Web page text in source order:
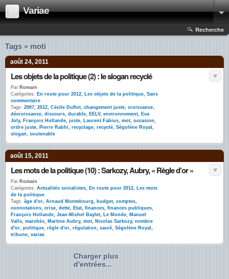
Variae
Recherche
Tags » moti
août 24, 2011
Les objets de la politique (2) : le slogan recyclé
Par Romain
Catégories: En route pour 2012, Les objets de la politique, Sans
commentaire
Tags: 2007, 2012, Cécile Duflot, changement juste, croissance,
décroissance, discours, durable, EELV, environnement, Eva
Joly, François Hollande, juste, Laurent Fabius, mot, occasion,
ordre juste, Pierre Rabhi, recyclage, recyclé, Ségolène Royal ,
slogan, soutenable
août 15, 2011
Les mots de la politique (10) : Sarkozy, Aubry, « Règle d’or »
Par Romain
Catégories: Actualités socialistes, En route pour 2012, Les mots
de la politique
Tags: âge d'or, Arnaud Montebourg, budget, comptes,
connotations, crise, dette, Etat, finances, finances publiques,
François Hollande, Jean-Michel Baylet, Le Monde, Manuel
Valls, marchés, Martine Aubry, mot, Nicolas Sarkozy, nombre
d'or, politique, règle d'or, régulation, sacré, Ségolène Royal ,
tribune, variae
Charger plus
d'entrées...